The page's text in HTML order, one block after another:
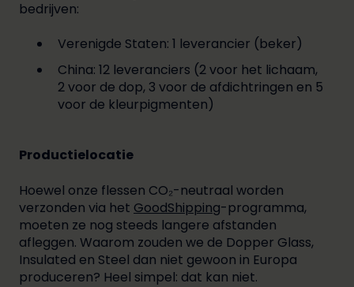
bedrijven:
Verenigde Staten: 1 leverancier (beker)
China: 12 leveranciers (2 voor het lichaam,
2 voor de dop, 3 voor de afdichtringen en 5
voor de kleurpigmenten)
Productielocatie
Hoewel onze flessen CO₂-neutraal worden
verzonden via het GoodShipping-programma,
moeten ze nog steeds langere afstanden
afleggen. Waarom zouden we de Dopper Glass,
Insulated en Steel dan niet gewoon in Europa
produceren? Heel simpel: dat kan niet.